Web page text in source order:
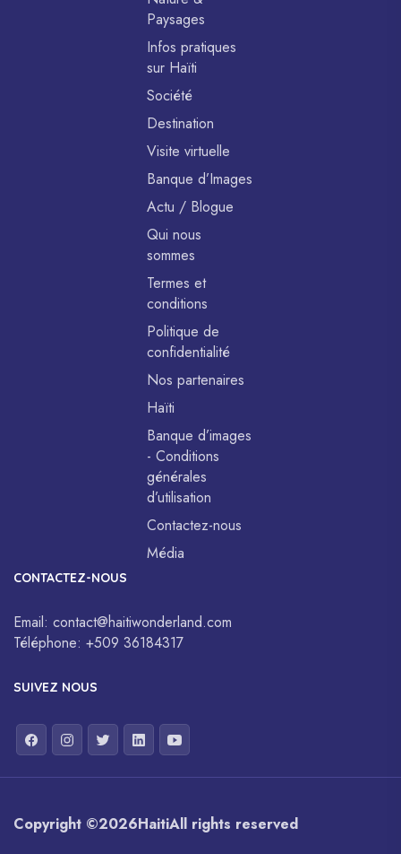
Paysages
Infos pratiques
sur Haïti
Société
Destination
Visite virtuelle
Banque d’Images
Actu / Blogue
Qui nous
sommes
Termes et
conditions
Politique de
confidentialité
Nos partenaires
Haïti
Banque d’images
- Conditions
générales
d’utilisation
Contactez-nous
Média
CONTACTEZ-NOUS
Email: contact@haitiwonderland.com
Téléphone: +509 36184317
SUIVEZ NOUS
Copyright ©2026HaitiAll rights reserved